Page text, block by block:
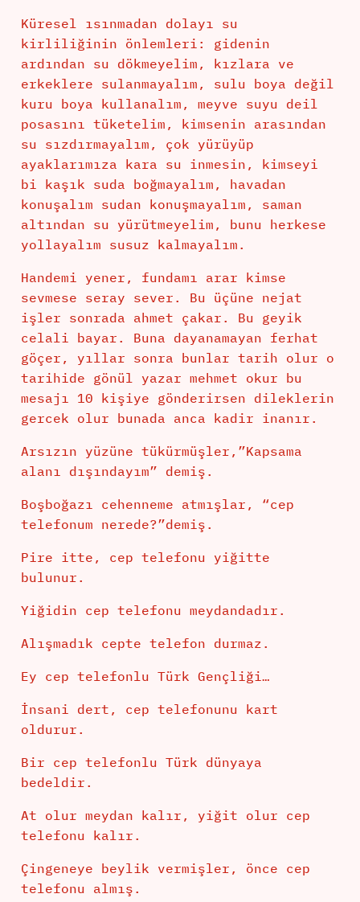
Küresel ısınmadan dolayı su
kirliliğinin önlemleri: gidenin
ardından su dökmeyelim, kızlara ve
erkeklere sulanmayalım, sulu boya değil
kuru boya kullanalım, meyve suyu deil
posasını tüketelim, kimsenin arasından
su sızdırmayalım, çok yürüyüp
ayaklarımıza kara su inmesin, kimseyi
bi kaşık suda boğmayalım, havadan
konuşalım sudan konuşmayalım, saman
altından su yürütmeyelim, bunu herkese
yollayalım susuz kalmayalım.
Handemi yener, fundamı arar kimse
sevmese seray sever. Bu üçüne nejat
işler sonrada ahmet çakar. Bu geyik
celali bayar. Buna dayanamayan ferhat
göçer, yıllar sonra bunlar tarih olur o
tarihide gönül yazar mehmet okur bu
mesajı 10 kişiye gönderirsen dileklerin
gercek olur bunada anca kadir inanır.
Arsızın yüzüne tükürmüşler,”Kapsama
alanı dışındayım” demiş.
Boşboğazı cehenneme atmışlar, “cep
telefonum nerede?”demiş.
Pire itte, cep telefonu yiğitte
bulunur.
Yiğidin cep telefonu meydandadır.
Alışmadık cepte telefon durmaz.
Ey cep telefonlu Türk Gençliği…
İnsani dert, cep telefonunu kart
oldurur.
Bir cep telefonlu Türk dünyaya
bedeldir.
At olur meydan kalır, yiğit olur cep
telefonu kalır.
Çingeneye beylik vermişler, önce cep
telefonu almış.